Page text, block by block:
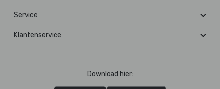
Service
Klantenservice
Download hier: